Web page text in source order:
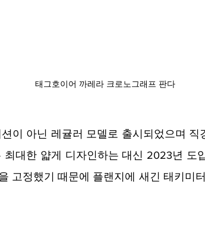
태그호이어 까레라 크로노그래프 판다
이 아닌 레귤러 모델로 출시되었으며 직
최대한 얇게 디자인하는 대신 2023년 도
고정했기 때문에 플랜지에 새긴 태키미